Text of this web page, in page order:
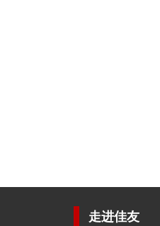
走进佳友